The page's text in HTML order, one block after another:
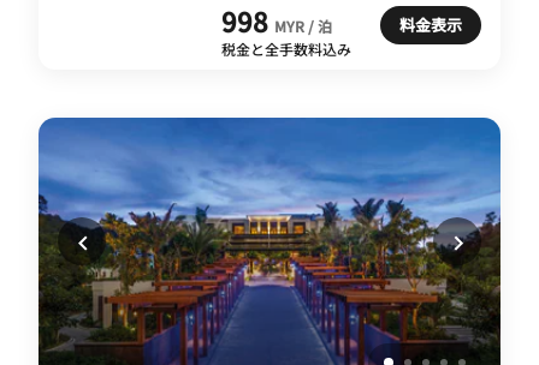
998 MYR / 泊
税金と全手数料込み
料金表示